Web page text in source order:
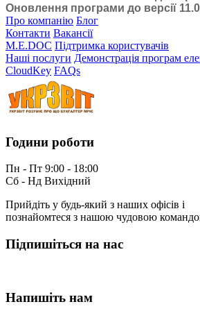
Оновлення програми до версії
Про компанію Блог
Контакти Вакансії
M.E.DOC Підтримка користувачів
Наші послуги Демонстрація програм
CloudKey FAQs
Години роботи
Пн - Пт 9:00 - 18:00
Сб - Нд Вихідний
Прийдіть у будь-який з наших офісів і
познайомтеся з нашою чудовою
Підпишіться на нас
Напишіть нам